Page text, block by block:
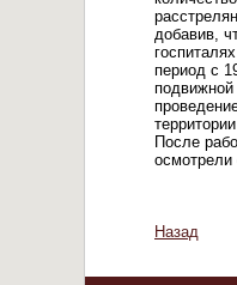
добавив,
период с
После
осмотрели
Назад